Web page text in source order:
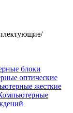
/
блоки
оптические
жесткие